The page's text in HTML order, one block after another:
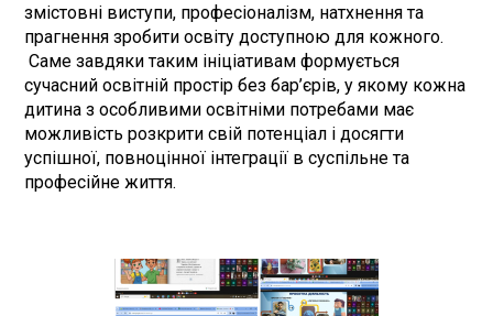
змістовні виступи, професіоналізм, натхнення та
прагнення зробити освіту доступною для кожного.
Саме завдяки таким ініціативам формується
сучасний освітній простір без бар’єрів, у якому кожна
дитина з особливими освітніми потребами має
можливість розкрити свій потенціал і досягти
успішної, повноцінної інтеграції в суспільне та
професійне життя.